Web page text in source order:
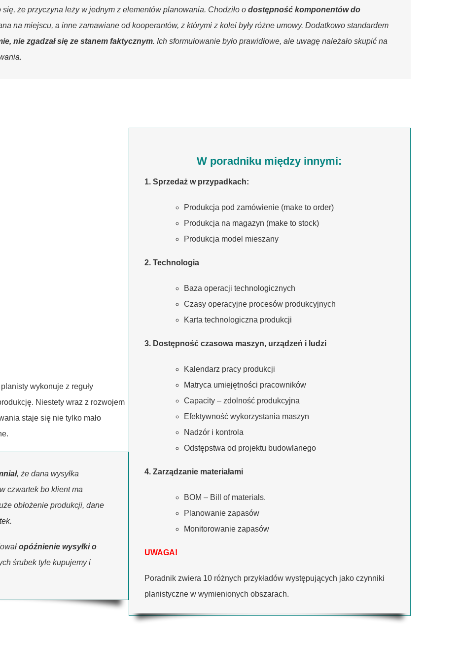
że przyczyna leży w jednym z elementów planowania. Chodziło o dostępność komponentów do
na miejscu, a inne zamawiane od kooperantów, z którymi z kolei były różne umowy. Dodatkowo standardem
nie zgadzał się ze stanem faktycznym. Ich sformułowanie było prawidłowe, ale uwagę należało skupić na
wykonuje z reguły
Niestety wraz z rozwojem
staje się nie tylko mało
, że dana wysyłka
czwartek bo klient ma
obłożenie produkcji, dane
opóźnienie wysyłki o
śrubek tyle kupujemy i
W poradniku między innymi:
1. Sprzedaż w przypadkach:
Produkcja pod zamówienie (make to order)
Produkcja na magazyn (make to stock)
Produkcja model mieszany
2. Technologia
Baza operacji technologicznych
Czasy operacyjne procesów produkcyjnych
Karta technologiczna produkcji
3. Dostępność czasowa maszyn, urządzeń i ludzi
Kalendarz pracy produkcji
Matryca umiejętności pracowników
Capacity – zdolność produkcyjna
Efektywność wykorzystania maszyn
Nadzór i kontrola
Odstępstwa od projektu budowlanego
4. Zarządzanie materiałami
BOM – Bill of materials.
Planowanie zapasów
Monitorowanie zapasów
UWAGA!
Poradnik zwiera 10 różnych przykładów występujących jako czynniki
planistyczne w wymienionych obszarach.